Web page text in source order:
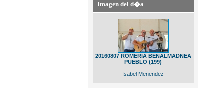
Imagen del d�a
20160807 ROMERIA BENALMADNEA
PUEBLO (199)
Isabel Menendez